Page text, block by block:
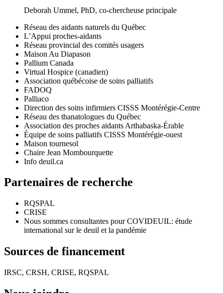
Deborah Ummel, PhD, co-chercheuse principale
Réseau des aidants naturels du Québec
L’Appui proches-aidants
Réseau provincial des comités usagers
Maison Au Diapason
Pallium Canada
Virtual Hospice (canadien)
Association québécoise de soins palliatifs
FADOQ
Palliaco
Direction des soins infirmiers CISSS Montérégie-Centre
Réseau des thanatologues du Québec
Association des proches aidants Arthabaska-Érable
Équipe de soins palliatifs CISSS Montérégie-ouest
Maison tournesol
Chaire Jean Mombourquette
Info deuil.ca
Partenaires de recherche
RQSPAL
CRISE
Nous sommes consultantes pour COVIDEUIL: étude
international sur le deuil et la pandémie
Sources de financement
IRSC, CRSH, CRISE, RQSPAL